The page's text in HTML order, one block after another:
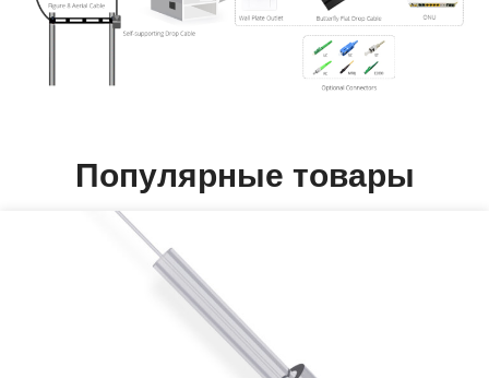
Популярные товары